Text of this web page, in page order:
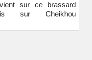
sur ce brassard
sur Cheikhou